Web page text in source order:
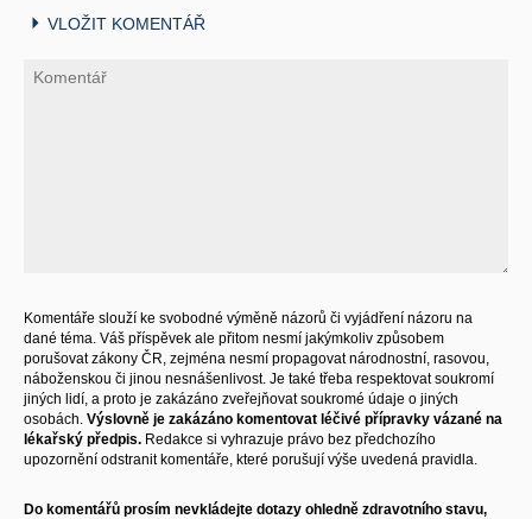
VLOŽIT KOMENTÁŘ
Komentáře slouží ke svobodné výměně názorů či vyjádření názoru na
dané téma. Váš příspěvek ale přitom nesmí jakýmkoliv způsobem
porušovat zákony ČR, zejména nesmí propagovat národnostní, rasovou,
náboženskou či jinou nesnášenlivost. Je také třeba respektovat soukromí
jiných lidí, a proto je zakázáno zveřejňovat soukromé údaje o jiných
osobách. Výslovně je zakázáno komentovat léčivé přípravky vázané na
lékařský předpis. Redakce si vyhrazuje právo bez předchozího
upozornění odstranit komentáře, které porušují výše uvedená pravidla.
Do komentářů prosím nevkládejte dotazy ohledně zdravotního stavu,